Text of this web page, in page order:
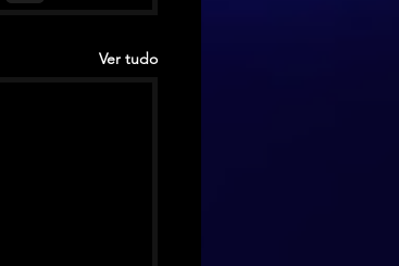
Ver tudo